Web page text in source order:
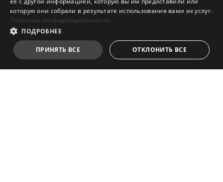
которую они собрали в результате использования вами их услуг.
Политика конфиденциальности
ПОДРОБНЕЕ
ПРИНЯТЬ ВСЕ ОТКЛОНИТЬ ВСЕ